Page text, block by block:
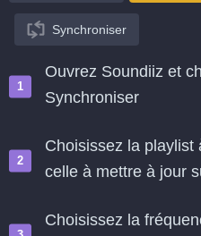
Synchroniser
Ouvrez Soundiiz et
Synchroniser
Choisissez la playlist
celle à mettre à jour
Choisissez la